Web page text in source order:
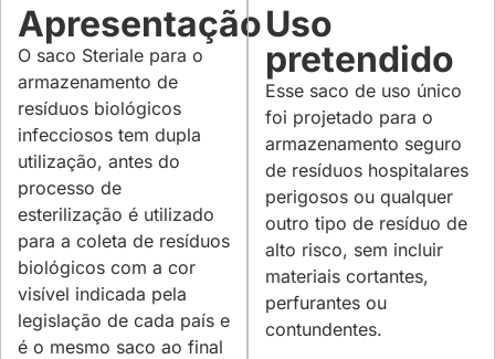
Apresentação
O saco Steriale para o
armazenamento de
resíduos biológicos
infecciosos tem dupla
utilização, antes do
processo de
esterilização é utilizado
para a coleta de resíduos
biológicos com a cor
visível indicada pela
legislação de cada país e
é o mesmo saco ao final
Uso
pretendido
Esse saco de uso único
foi projetado para o
armazenamento seguro
de resíduos hospitalares
perigosos ou qualquer
outro tipo de resíduo de
alto risco, sem incluir
materiais cortantes,
perfurantes ou
contundentes.